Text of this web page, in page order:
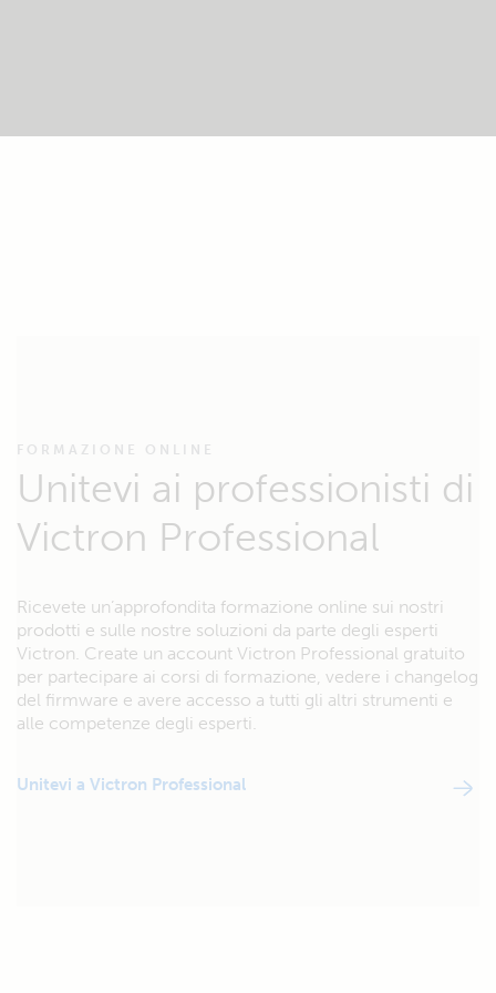
FORMAZIONE ONLINE
Unitevi ai professionisti di
Victron Professional
Ricevete un’approfondita formazione online sui nostri
prodotti e sulle nostre soluzioni da parte degli esperti
Victron. Create un account Victron Professional gratuito
per partecipare ai corsi di formazione, vedere i changelog
del firmware e avere accesso a tutti gli altri strumenti e
alle competenze degli esperti.
Unitevi a Victron Professional